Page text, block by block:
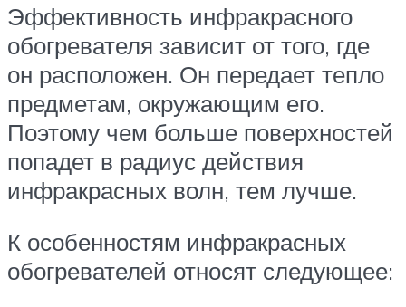
Эффективность инфракрасного
обогревателя зависит от того, где
он расположен. Он передает тепло
предметам, окружающим его.
Поэтому чем больше поверхностей
попадет в радиус действия
инфракрасных волн, тем лучше.
К особенностям инфракрасных
обогревателей относят следующее: